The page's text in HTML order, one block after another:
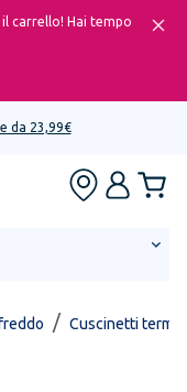
carrello! Hai tempo
da 23,99€
/ Cuscinetti termici